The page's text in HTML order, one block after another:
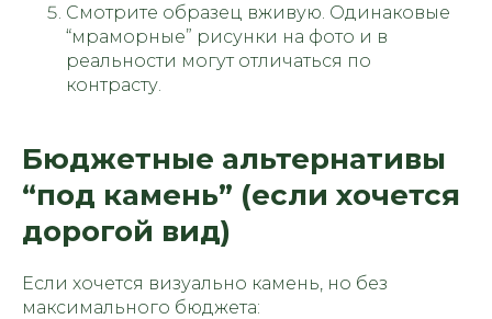
Смотрите образец вживую. Одинаковые
“мраморные” рисунки на фото и в
реальности могут отличаться по
контрасту.
Бюджетные альтернативы
“под камень” (если хочется
дорогой вид)
Если хочется визуально камень, но без
максимального бюджета: